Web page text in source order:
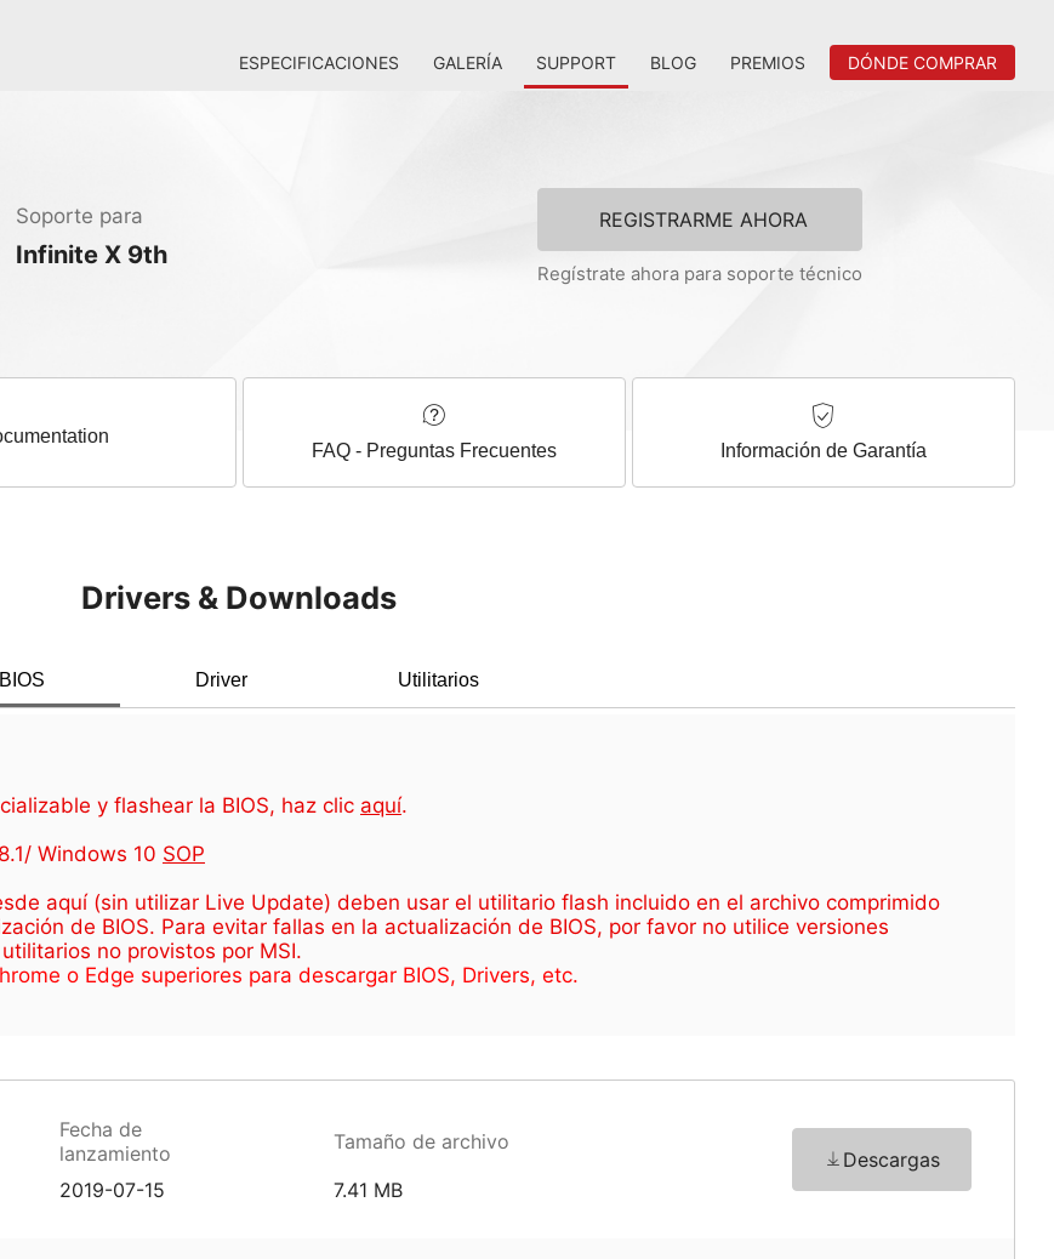
ESPECIFICACIONES GALERÍA SUPPORT BLOG PREMIOS DÓNDE COMPRAR
Soporte para
Infinite X 9th
REGISTRARME AHORA
Regístrate ahora para soporte técnico
FAQ - Preguntas Frecuentes Información de Garantía
Drivers & Downloads
BIOS Driver Utilitarios
y flashear la BIOS, haz clic aquí.
Windows 10 SOP
aquí (sin utilizar Live Update) deben usar el utilitario flash incluido en el archivo comprimido
de BIOS. Para evitar fallas en la actualización de BIOS, por favor no utilice versiones
no provistos por MSI.
o Edge superiores para descargar BIOS, Drivers, etc.
Fecha de
lanzamiento
Tamaño de archivo
Descargas
2019-07-15 7.41 MB